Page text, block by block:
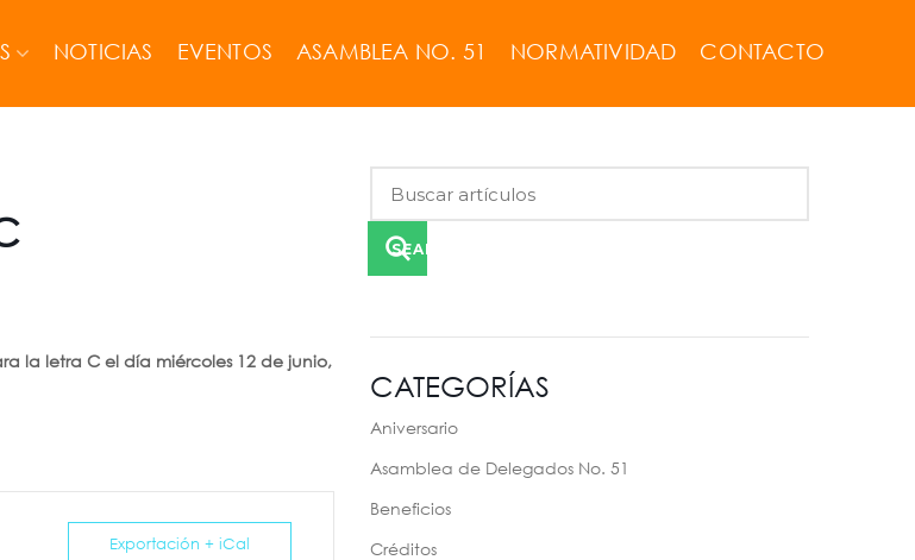
NOTICIAS EVENTOS ASAMBLEA NO. 51 NORMATIVIDAD CONTACTO
la letra C el día miércoles 12 de junio,
Exportación + iCal
SEARCH
CATEGORÍAS
Aniversario
Asamblea de Delegados No. 51
Beneficios
Créditos